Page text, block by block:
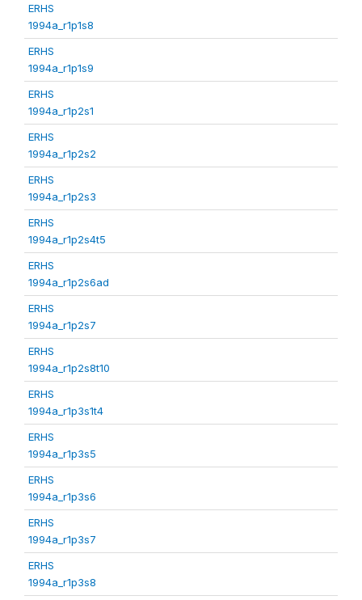
ERHS
1994a_r1p1s8
ERHS
1994a_r1p1s9
ERHS
1994a_r1p2s1
ERHS
1994a_r1p2s2
ERHS
1994a_r1p2s3
ERHS
1994a_r1p2s4t5
ERHS
1994a_r1p2s6ad
ERHS
1994a_r1p2s7
ERHS
1994a_r1p2s8t10
ERHS
1994a_r1p3s1t4
ERHS
1994a_r1p3s5
ERHS
1994a_r1p3s6
ERHS
1994a_r1p3s7
ERHS
1994a_r1p3s8